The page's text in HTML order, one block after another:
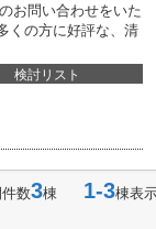
お問い合わせをいた
くの方に好評な、清
検討リスト
数3棟 1-3棟表